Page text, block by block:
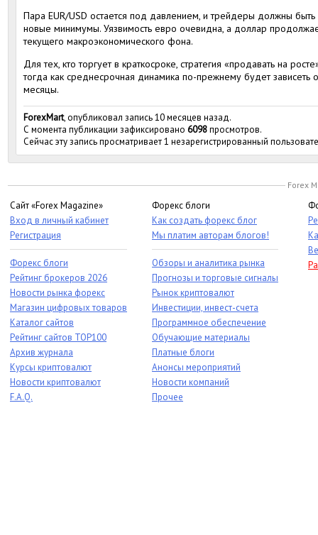
Пара EUR/USD остается под давлением, и трейдеры должны быть
новые минимумы. Уязвимость евро очевидна, а доллар
текущего макроэкономического фона.
Для тех, кто торгует в краткосроке, стратегия «продавать на
тогда как среднесрочная динамика по-прежнему будет
месяцы.
ForexMart, опубликовал запись 10 месяцев назад.
С момента публикации зафиксировано 6098просмотров.
Сейчас эту запись просматривает 1 незарегистрированный
Forex
Сайт «Forex Magazine»
Вход в личный кабинет
Регистрация
Форекс блоги
Рейтинг брокеров 2026
Новости рынка форекс
Магазин цифровых товаров
Каталог сайтов
Рейтинг сайтов TOP100
Архив журнала
Курсы криптовалют
Новости криптовалют
F.A.Q.
Форекс блоги
Как создать форекс блог
Мы платим авторам блогов!
Обзоры и аналитика рынка
Прогнозы и торговые сигналы
Рынок криптовалют
Инвестиции, инвест-счета
Программное обеспечение
Обучающие материалы
Платные блоги
Анонсы мероприятий
Новости компаний
Прочее